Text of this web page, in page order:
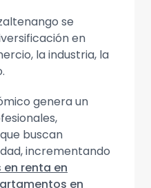
se
en
la industria, la
genera un
buscan
incrementando
en renta en
en